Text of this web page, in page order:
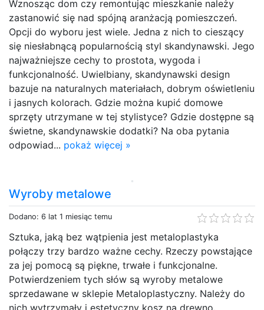
Wznosząc dom czy remontując mieszkanie należy
zastanowić się nad spójną aranżacją pomieszczeń.
Opcji do wyboru jest wiele. Jedna z nich to cieszący
się niesłabnącą popularnością styl skandynawski. Jego
najważniejsze cechy to prostota, wygoda i
funkcjonalność. Uwielbiany, skandynawski design
bazuje na naturalnych materiałach, dobrym oświetleniu
i jasnych kolorach. Gdzie można kupić domowe
sprzęty utrzymane w tej stylistyce? Gdzie dostępne są
świetne, skandynawskie dodatki? Na oba pytania
odpowiad... pokaż więcej »
Wyroby metalowe
Dodano: 6 lat 1 miesiąc temu
Sztuka, jaką bez wątpienia jest metaloplastyka
połączy trzy bardzo ważne cechy. Rzeczy powstające
za jej pomocą są piękne, trwałe i funkcjonalne.
Potwierdzeniem tych słów są wyroby metalowe
sprzedawane w sklepie Metaloplastyczny. Należy do
nich wytrzymały i estetyczny kosz na drewno.